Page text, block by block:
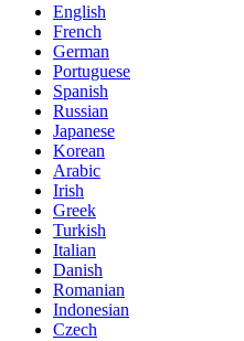
English
French
German
Portuguese
Spanish
Russian
Japanese
Korean
Arabic
Irish
Greek
Turkish
Italian
Danish
Romanian
Indonesian
Czech